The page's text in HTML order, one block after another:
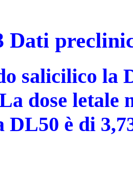
Dati
salicilico la
dose letale
DL50 è di